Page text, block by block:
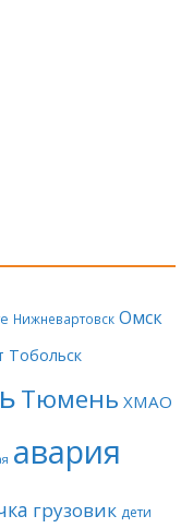
Нижневартовск Омск
Тобольск
Тюмень ХМАО
авария
грузовик дети